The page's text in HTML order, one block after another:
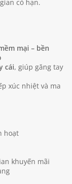
có hạn.
mại – bền
cái, giúp găng tay
xúc nhiệt và ma
hoạt
khuyến mãi